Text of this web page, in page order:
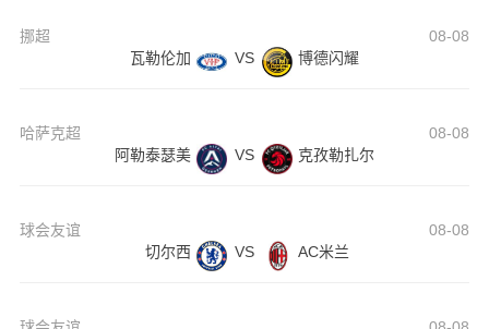
挪超
08-08
瓦勒伦加
VS 博德闪耀
哈萨克超
08-08
阿勒泰瑟美
VS 克孜勒扎尔
球会友谊
08-08
切尔西
VS AC米兰